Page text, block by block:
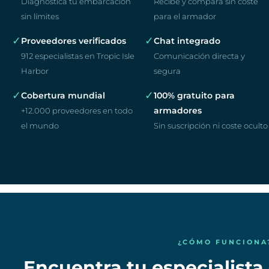
sin límites
para el armador
✓ Proveedores verificados
912 especialistas en Tropic Isle
Harbor
✓Chat integrado
Comunicación directa y
segura
✓Cobertura mundial
+12.000 proveedores en todo
el mundo
✓100% gratuito para
armadores
Sin suscripción ni coste oculto
¿CÓMO